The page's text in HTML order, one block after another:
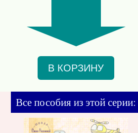
В КОРЗИНУ
Все пособия из этой серии: